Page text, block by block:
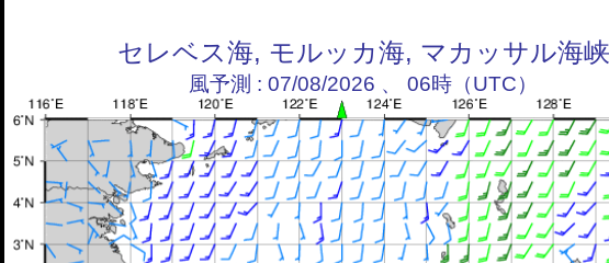
セレベス海, モルッカ海, マカッサル海峡
風予測 : 07/08/2026 、 06時（UTC）